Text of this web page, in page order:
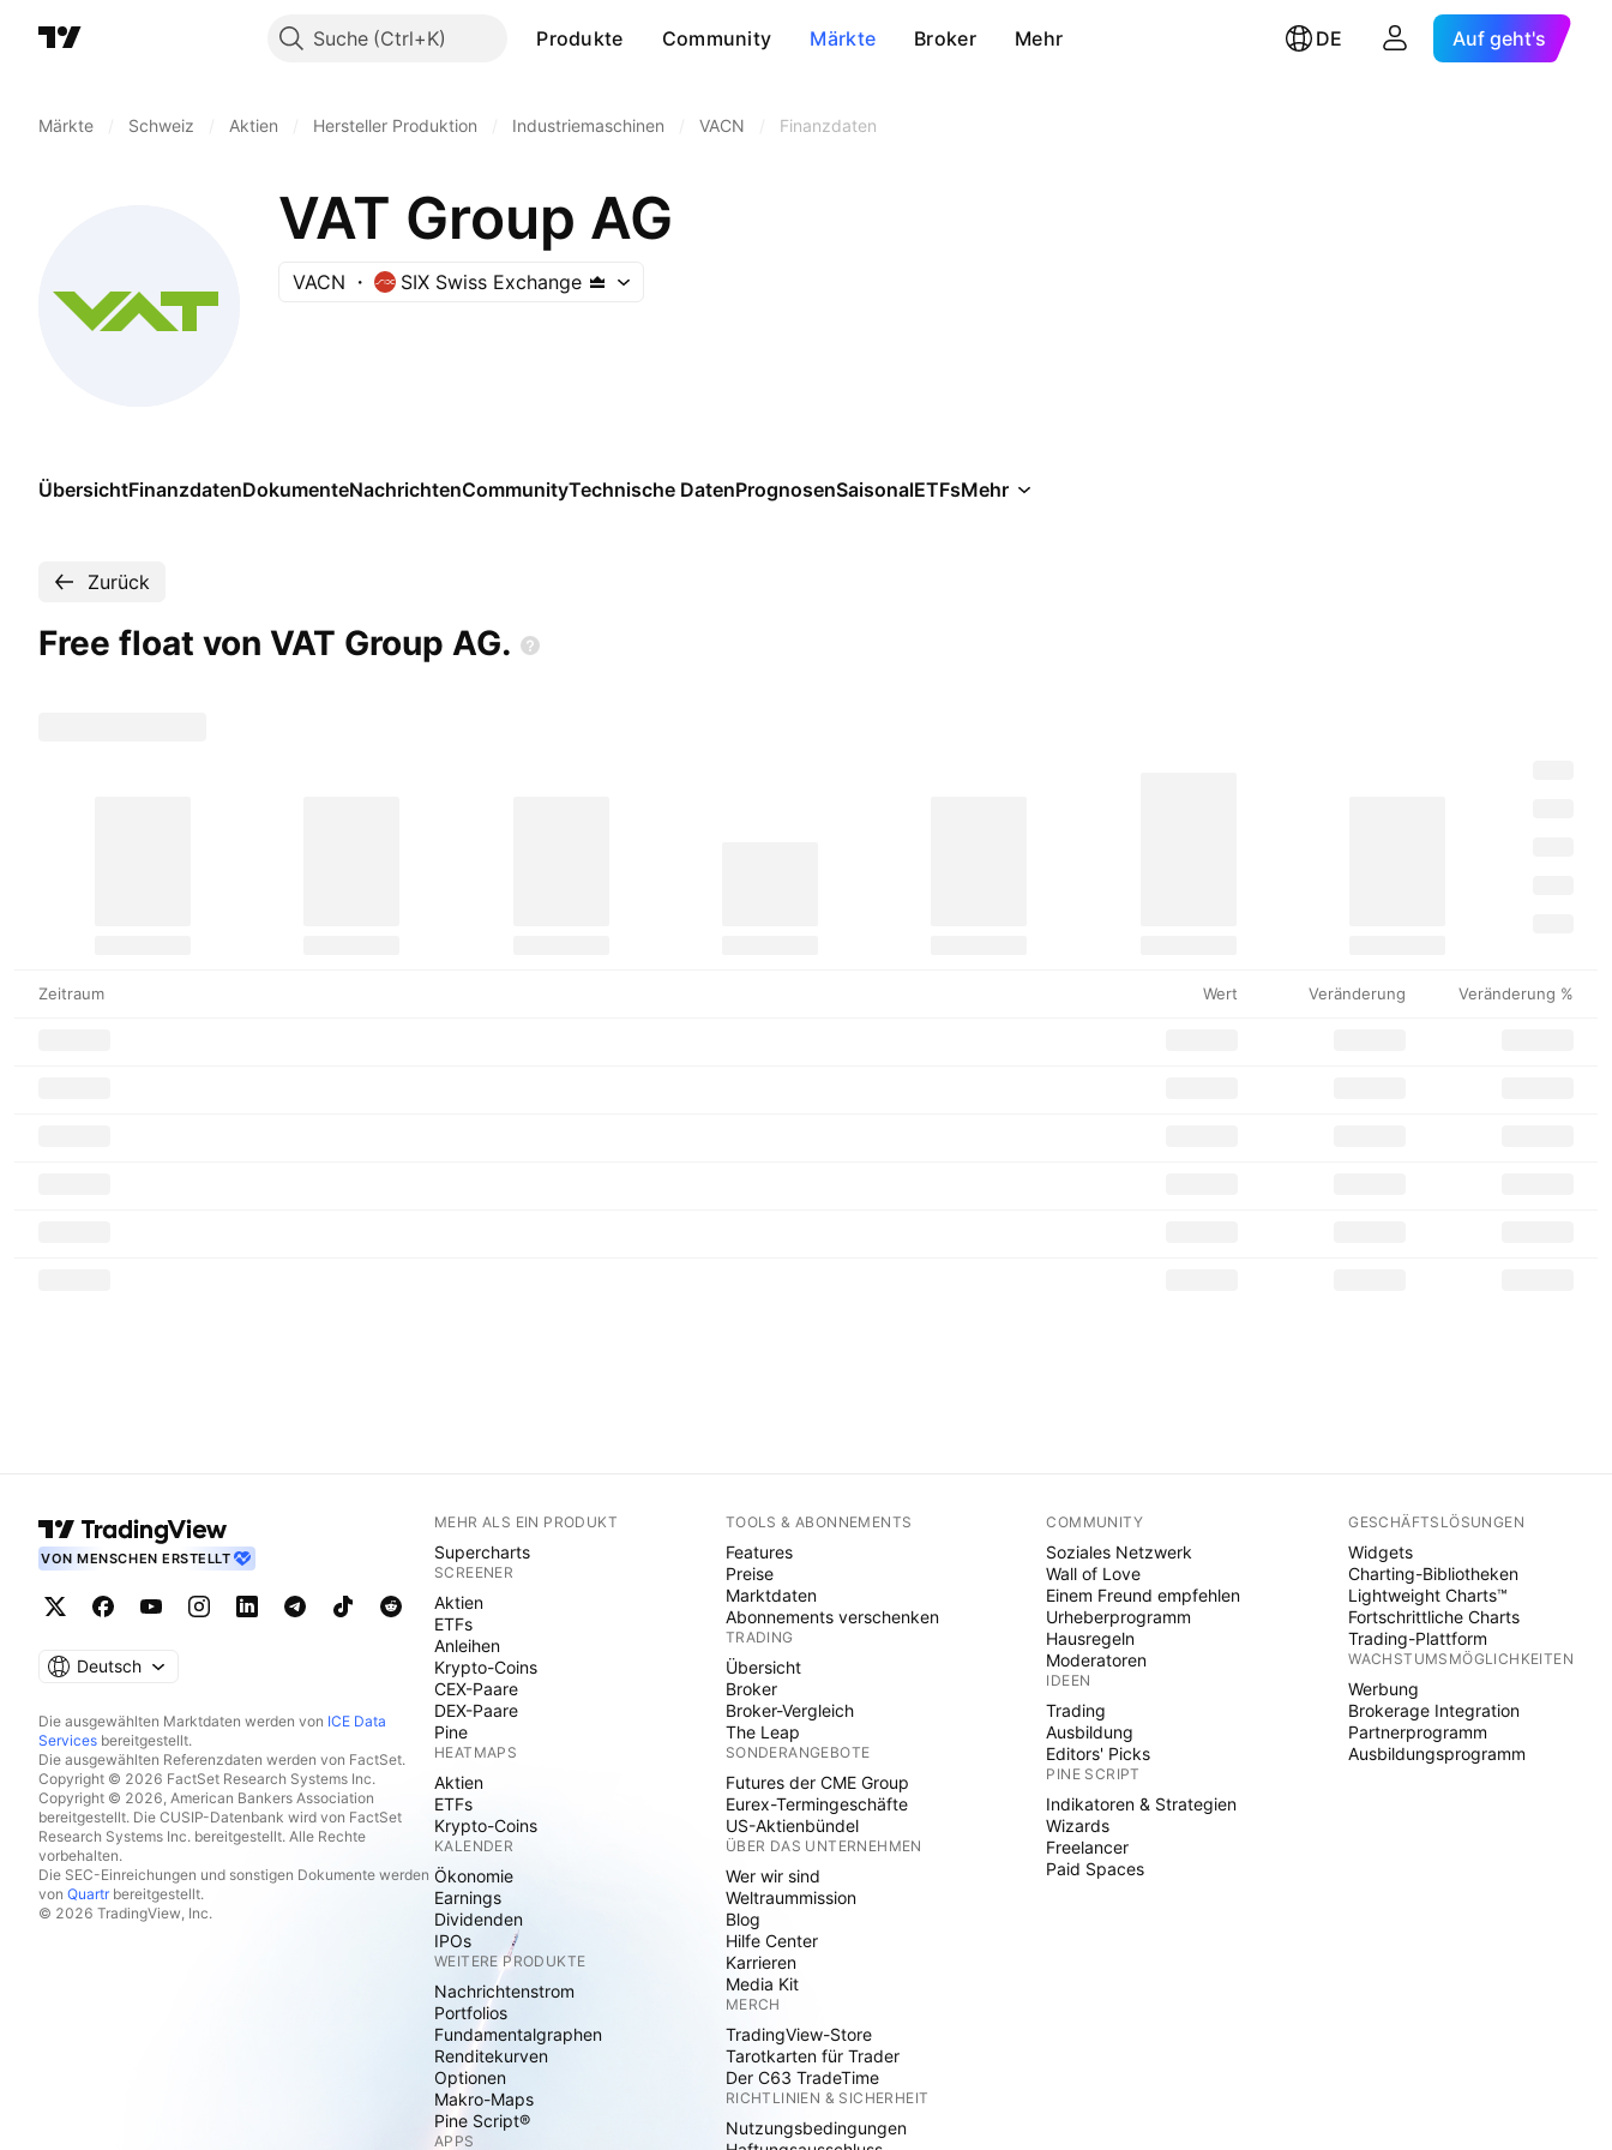
Suche Produkte Community Märkte Broker Mehr DE Auf geht's
Märkte Schweiz Aktien Hersteller Produktion Industriemaschinen VACN Finanzdaten
VAT Group AG
VACN SIX Swiss Exchange
ÜbersichtFinanzdatenDokumenteNachrichtenCommunityTechnische DatenPrognosenSaisonalETFsMehr
Zurück
Free float von VAT Group AG.
Zeitraum Wert Veränderung Veränderung %
VON MENSCHEN ERSTELLT
Deutsch
Die ausgewählten Marktdaten werden von ICE Data
Services bereitgestellt.
Die ausgewählten Referenzdaten werden von FactSet.
Copyright © 2026 FactSet Research Systems Inc.
Copyright © 2026, American Bankers Association
bereitgestellt. Die CUSIP-Datenbank wird von FactSet
Research Systems Inc. bereitgestellt. Alle Rechte
vorbehalten.
Die SEC-Einreichungen und sonstigen Dokumente werden
von Quartrbereitgestellt.
© 2026 TradingView, Inc.
MEHR ALS EIN PRODUKT
Supercharts
SCREENER
Aktien
ETFs
Anleihen
Krypto-Coins
CEX-Paare
DEX-Paare
Pine
HEATMAPS
Aktien
ETFs
Krypto-Coins
KALENDER
Ökonomie
Earnings
Dividenden
IPOs
WEITERE PRODUKTE
Nachrichtenstrom
Portfolios
Fundamentalgraphen
Renditekurven
Optionen
Makro-Maps
Pine Script®
APPS
TOOLS & ABONNEMENTS
Features
Preise
Marktdaten
Abonnements verschenken
TRADING
Übersicht
Broker
Broker-Vergleich
The Leap
SONDERANGEBOTE
Futures der CME Group
Eurex-Termingeschäfte
US-Aktienbündel
ÜBER DAS UNTERNEHMEN
Wer wir sind
Weltraummission
Blog
Hilfe Center
Karrieren
Media Kit
MERCH
TradingView-Store
Tarotkarten für Trader
Der C63 TradeTime
RICHTLINIEN & SICHERHEIT
Nutzungsbedingungen
COMMUNITY
Soziales Netzwerk
Wall of Love
Einem Freund empfehlen
Urheberprogramm
Hausregeln
Moderatoren
IDEEN
Trading
Ausbildung
Editors' Picks
PINE SCRIPT
Indikatoren & Strategien
Wizards
Freelancer
Paid Spaces
GESCHÄFTSLÖSUNGEN
Widgets
Charting-Bibliotheken
Lightweight Charts™
Fortschrittliche Charts
Trading-Plattform
WACHSTUMSMÖGLICHKEITEN
Werbung
Brokerage Integration
Partnerprogramm
Ausbildungsprogramm